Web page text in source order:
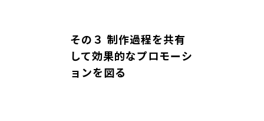
その３ 制作過程を共有
して効果的なプロモーシ
ョンを図る